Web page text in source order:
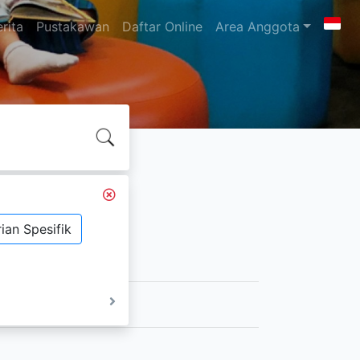
Pustakawan Daftar Online Area Anggota
Spesifik